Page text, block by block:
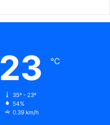
23 ℃
35º - 23º
54%
0.39 km/h